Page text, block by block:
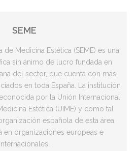
SEME
de Medicina Estética (SEME) es una
sin ánimo de lucro fundada en
del sector, que cuenta con más
en toda España. La institución
por la Unión Internacional
Estética (UIME) y como tal
española de esta área
en organizaciones europeas e
internacionales.